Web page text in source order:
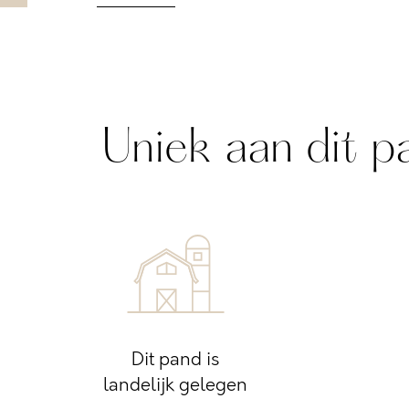
Uniek aan dit
Dit pand is
landelijk gelegen